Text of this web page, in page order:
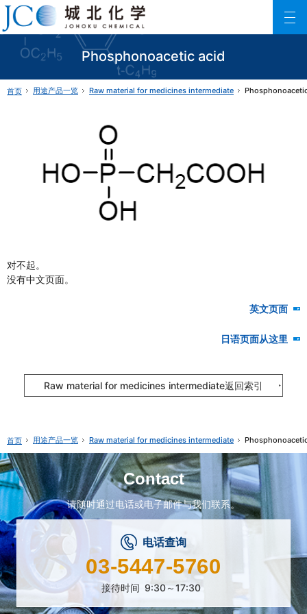
Phosphonoacetic acid
城北化学工业株式会社
ファインケミカル製品の専門メーカー 城北化学工業株式会社
首页 用途产品一览 Raw material for medicines intermediate
对不起。
没有中文页面。
英文页面
日语页面从这里
Raw material for medicines intermediate返回索引
首页 用途产品一览 Raw material for medicines intermediate
Contact
请随时通过电话或电子邮件与我们联系。
电话查询
03-5447-5760
接待时间 9:30～17:30